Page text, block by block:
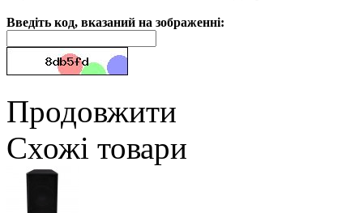
Введіть код, вказаний на зображенні:
Продовжити
Схожі товари